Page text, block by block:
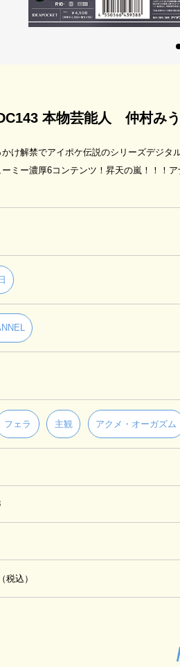
本物芸能人 仲村み
け解禁でアイポケ伝説のシリーズデジ
ミー濃厚6コンテンツ！昇天の嵐！！！
フェラ 主観 アクメ・オーガズム
税込）